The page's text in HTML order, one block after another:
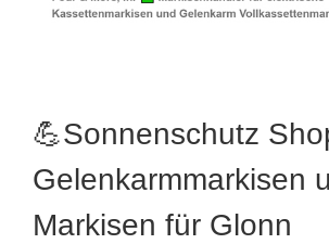
💪Sonnenschutz
Gelenkarmmarkisen
Markisen für Glonn